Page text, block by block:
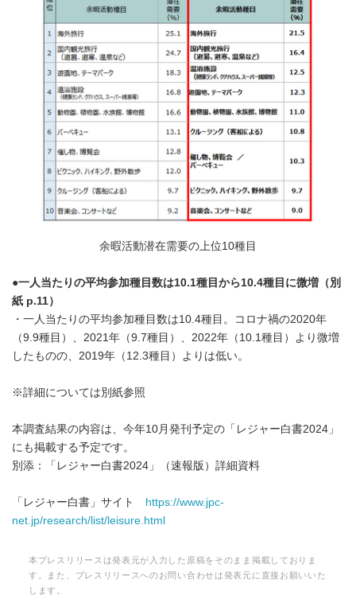
余暇活動潜在需要の上位10種目
●一人当たりの平均参加種目数は10.1種目から10.4種目に微増（別
紙 p.11）
・一人当たりの平均参加種目数は10.4種目。コロナ禍の2020年
（9.9種目）、2021年（9.7種目）、2022年（10.1種目）より微増
したものの、2019年（12.3種目）よりは低い。
※詳細については別紙参照
本調査結果の内容は、今年10月発刊予定の「レジャー白書2024」
にも掲載する予定です。
別添：「レジャー白書2024」（速報版）詳細資料
「レジャー白書」サイト https://www.jpc-
net.jp/research/list/leisure.html
本プレスリリースは発表元が入力した原稿をそのまま掲載しておりま
す。また、プレスリリースへのお問い合わせは発表元に直接お願いいた
します。